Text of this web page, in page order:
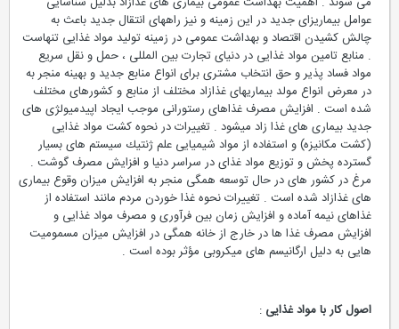
عوامل بیماریزای جدید در این زمینه و نیز راههای انتقال جدید باعث به
چالش كشیدن اقتصاد و بهداشت عمومی در زمینه تولید مواد غذایی تنهاست
. منابع تامین مواد غذایی در دنیای تجارت بین المللی ، حمل و نقل سریع
مواد فساد پذیر و حق انتخاب مشتری برای انواع منابع جدید و بهینه منجر به
در معرض انواع مولد بیماریهای غذازاد مختلف از منابع و كشورهای مختلف
شده است . افزایش مصرف غذاهای رستورانی موجب ایجاد اپیدمیولژی های
جدید بیماری های غذا زاد میشود . تغییرات در نحوه كشت مواد غذایی
(كشت مكانیزه) و استفاده از مواد شیمیایی علم ژنتیك سیستم های بسیار
گسترده پخش و توزیع مواد غذای در سراسر دنیا و افزایش مصرف گوشت .
مرغ در كشور های در حال توسعه همگی منجر به افزایش میزان وقوع بیماری
های غذازاد شده است . تغییرات نحوه غذا خوردن مردم مانند استفاده از
غذاهای نیمه آماده و افزایش زمان بین فرآوری و مصرف مواد غذایی و
افزایش مصرف غذا ها در خارج از خانه همگی در افزایش میزان مسمومیت
هایی به دلیل ارگانیسم های میكروبی مؤثر بوده است .
اصول كار با مواد غذایی: